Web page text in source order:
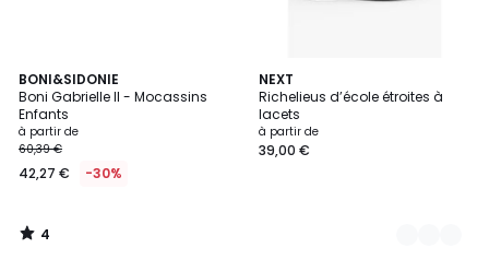
BONI&SIDONIE
Boni Gabrielle II - Mocassins
Enfants
à partir de
60,39 €
42,27 € -30%
4
/
5
4
/
NEXT
Richelieus d’école étroites à
lacets
à partir de
39,00 €
2
Couleurs